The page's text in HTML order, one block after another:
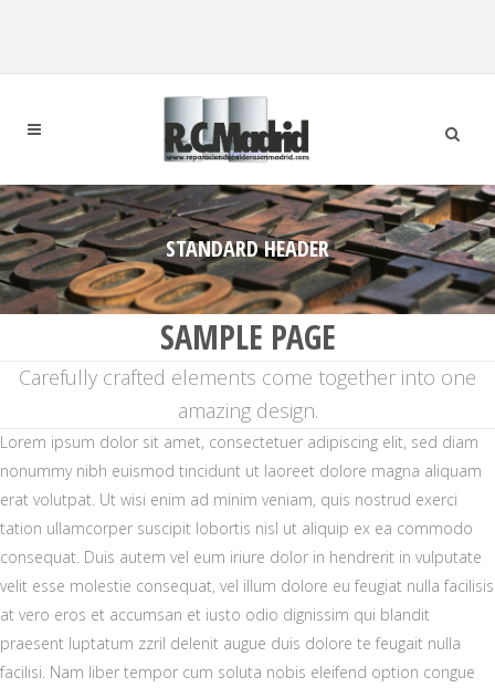
STANDARD HEADER
SAMPLE PAGE
Carefully crafted elements come together into one
amazing design.
Lorem ipsum dolor sit amet, consectetuer adipiscing elit, sed diam
nonummy nibh euismod tincidunt ut laoreet dolore magna aliquam
erat volutpat. Ut wisi enim ad minim veniam, quis nostrud exerci
tation ullamcorper suscipit lobortis nisl ut aliquip ex ea commodo
consequat. Duis autem vel eum iriure dolor in hendrerit in vulputate
velit esse molestie consequat, vel illum dolore eu feugiat nulla facilisis
at vero eros et accumsan et iusto odio dignissim qui blandit
praesent luptatum zzril delenit augue duis dolore te feugait nulla
facilisi. Nam liber tempor cum soluta nobis eleifend option congue